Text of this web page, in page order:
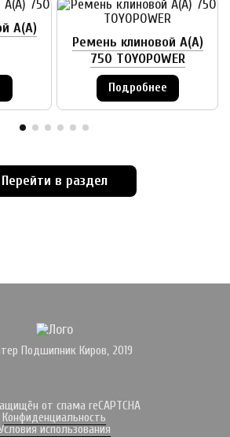
А(А)
Ремень клиновой А(А)
750 TOYOPOWER
Подробнее
Перейти в раздел
Подшипник Киров, 2019
от спама reCAPTCHA
Конфиденциальность
использования